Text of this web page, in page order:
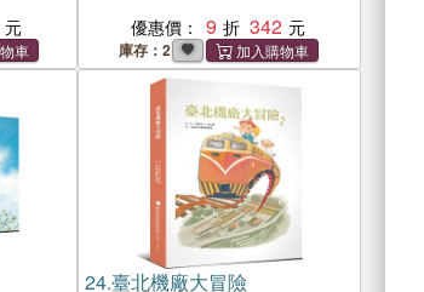
優惠價： 9 342
庫存：2
24.臺北機廠大冒險